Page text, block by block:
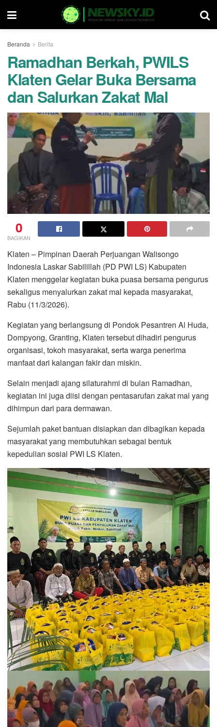
Beranda Berita
Ramadhan Berkah, PWILS
Klaten Gelar Buka Bersama
dan Salurkan Zakat Mal
0
BAGIKAN
Klaten – Pimpinan Daerah Perjuangan Walisongo
Indonesia Laskar Sabilillah (PD PWI LS) Kabupaten
Klaten menggelar kegiatan buka puasa bersama pengurus
sekaligus menyalurkan zakat mal kepada masyarakat,
Rabu (11/3/2026).
Kegiatan yang berlangsung di Pondok Pesantren Al Huda,
Dompyong, Granting, Klaten tersebut dihadiri pengurus
organisasi, tokoh masyarakat, serta warga penerima
manfaat dari kalangan fakir dan miskin.
Selain menjadi ajang silaturahmi di bulan Ramadhan,
kegiatan ini juga diisi dengan pentasarufan zakat mal yang
dihimpun dari para dermawan.
Sejumlah paket bantuan disiapkan dan dibagikan kepada
masyarakat yang membutuhkan sebagai bentuk
kepedulian sosial PWI LS Klaten.